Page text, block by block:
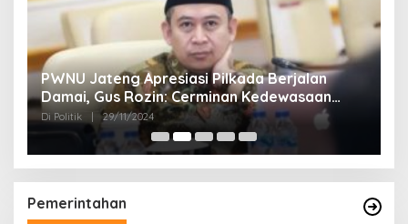
PWNU Jateng Apresiasi Pilkada Berjalan
Damai, Gus Rozin: Cerminan Kedewasaan
Politik Masyarakat
Di Politik | 29/11/2024
Pemerintahan